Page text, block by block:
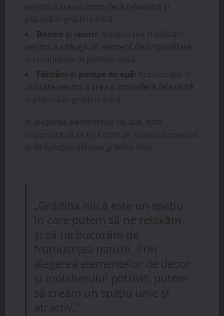
pentru a crea o atmosferă relaxantă și
plăcută în grădina mică.
Bazine și iazuri : Acestea pot fi utilizate
pentru a adăuga un element de originalitate
și creativitate în grădina mică.
Fântâni și pompe de apă : Acestea pot fi
utilizate pentru a crea o atmosferă relaxantă
și plăcută în grădina mică.
În alegerea elementelor de apă, este
important să se țină cont de spațiul disponibil
și de funcționalitatea grădinii mici.
„Grădina mică este un spațiu
în care putem să ne relaxăm
și să ne bucurăm de
frumusețea naturii. Prin
alegerea elementelor de decor
și mobilierului potrivit, putem
să creăm un spațiu unic și
atractiv.”